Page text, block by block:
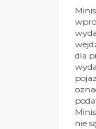
dla
nie